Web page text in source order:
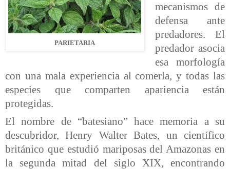
PARIETARIA
mecanismos de
defensa ante
predadores. El
predador asocia
esa morfología
con una mala experiencia al comerla, y todas las
especies que comparten apariencia están
protegidas.
El nombre de “batesiano” hace memoria a su
descubridor, Henry Walter Bates, un científico
británico que estudió mariposas del Amazonas en
la segunda mitad del siglo XIX, encontrando